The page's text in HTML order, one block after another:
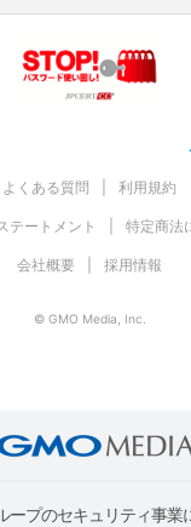
よくある質問 利用規約
テートメント 特定商法
会社概要 採用情報
© GMO Media, Inc.
ープのセキュリティ事業